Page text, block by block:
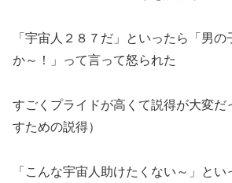
「宇宙人２８７だ」といったら「男
か～！」って言って怒られた
すごくプライドが高くて説得が大変だ
すための説得）
「こんな宇宙人助けたくない～」と